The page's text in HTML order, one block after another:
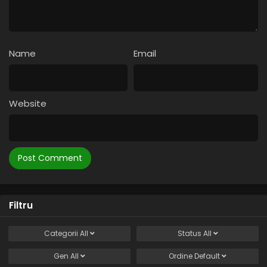
Eps 95 - Al cincilea Hokage: O viață pusă în joc - 5 August,
Eps 93 - Încetează: Înțelegerea a picat - 5 August, 2025
Colierul morții
Name Email
Website
Filtru
Categorii All Status All
Gen All Ordine Default